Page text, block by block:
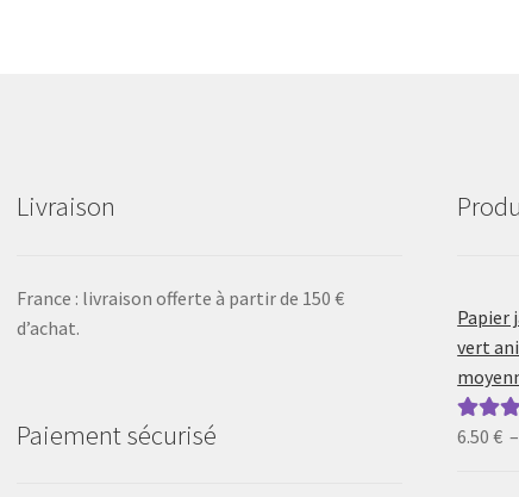
Livraison
France : livraison offerte à partir de 150 €
d’achat.
Paiement sécurisé
Papier
vert
Note
6.50€ –